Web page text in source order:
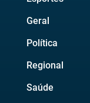
Geral
Política
Regional
Saúde